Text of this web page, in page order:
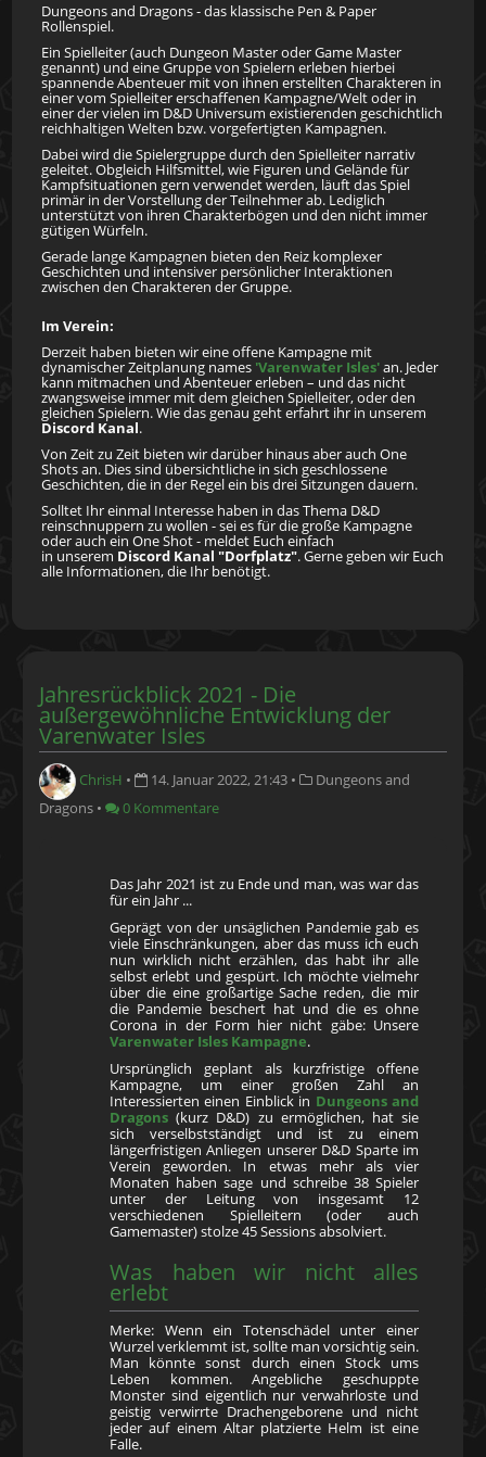
Dungeons and Dragons - das klassische Pen & Paper
Rollenspiel.
Ein Spielleiter (auch Dungeon Master oder Game Master
genannt) und eine Gruppe von Spielern erleben hierbei
spannende Abenteuer mit von ihnen erstellten Charakteren in
einer vom Spielleiter erschaffenen Kampagne/Welt oder in
einer der vielen im D&D Universum existierenden geschichtlich
reichhaltigen Welten bzw. vorgefertigten Kampagnen.
Dabei wird die Spielergruppe durch den Spielleiter narrativ
geleitet. Obgleich Hilfsmittel, wie Figuren und Gelände für
Kampfsituationen gern verwendet werden, läuft das Spiel
primär in der Vorstellung der Teilnehmer ab. Lediglich
unterstützt von ihren Charakterbögen und den nicht immer
gütigen Würfeln.
Gerade lange Kampagnen bieten den Reiz komplexer
Geschichten und intensiver persönlicher Interaktionen
zwischen den Charakteren der Gruppe.
Im Verein:
Derzeit haben bieten wir eine offene Kampagne mit
dynamischer Zeitplanung names 'Varenwater Isles'an. Jeder
kann mitmachen und Abenteuer erleben – und das nicht
zwangsweise immer mit dem gleichen Spielleiter, oder den
gleichen Spielern. Wie das genau geht erfahrt ihr in unserem
Discord Kanal.
Von Zeit zu Zeit bieten wir darüber hinaus aber auch One
Shots an. Dies sind übersichtliche in sich geschlossene
Geschichten, die in der Regel ein bis drei Sitzungen dauern.
Solltet Ihr einmal Interesse haben in das Thema D&D
reinschnuppern zu wollen - sei es für die große Kampagne
oder auch ein One Shot - meldet Euch einfach
in unserem Discord Kanal "Dorfplatz". Gerne geben wir Euch
alle Informationen, die Ihr benötigt.
Jahresrückblick 2021 - Die
außergewöhnliche Entwicklung der
Varenwater Isles
ChrisH • 14. Januar 2022, 21:43 •
Dungeons and
Dragons • 0 Kommentare
Das Jahr 2021 ist zu Ende und man, was war das
für ein Jahr ...
Geprägt von der unsäglichen Pandemie gab es
viele Einschränkungen, aber das muss ich euch
nun wirklich nicht erzählen, das habt ihr alle
selbst erlebt und gespürt. Ich möchte vielmehr
über die eine großartige Sache reden, die mir
die Pandemie beschert hat und die es ohne
Corona in der Form hier nicht gäbe: Unsere
Varenwater Isles Kampagne.
Ursprünglich geplant als kurzfristige offene
Kampagne, um einer großen Zahl an
Interessierten einen Einblick in Dungeons and
Dragons (kurz D&D) zu ermöglichen, hat sie
sich verselbstständigt und ist zu einem
längerfristigen Anliegen unserer D&D Sparte im
Verein geworden. In etwas mehr als vier
Monaten haben sage und schreibe 38 Spieler
unter der Leitung von insgesamt 12
verschiedenen Spielleitern (oder auch
Gamemaster) stolze 45 Sessions absolviert.
Was haben wir nicht alles
erlebt
Merke: Wenn ein Totenschädel unter einer
Wurzel verklemmt ist, sollte man vorsichtig sein.
Man könnte sonst durch einen Stock ums
Leben kommen. Angebliche geschuppte
Monster sind eigentlich nur verwahrloste und
geistig verwirrte Drachengeborene und nicht
jeder auf einem Altar platzierte Helm ist eine
Falle.